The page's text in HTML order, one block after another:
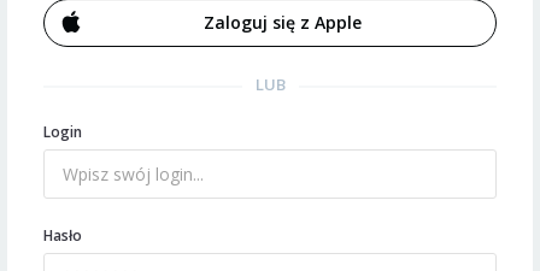
Zaloguj się z Apple
LUB
Login
Hasło